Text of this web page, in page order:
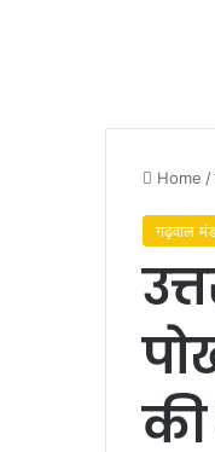
Home /
गढ़वाल
की